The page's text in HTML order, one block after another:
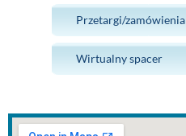
Przetargi/zamówienia
Wirtualny spacer